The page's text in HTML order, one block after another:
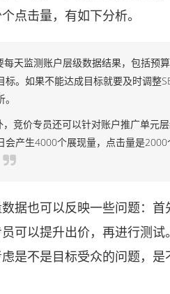
点击量，有如下分析。
每天监测账户层级数据结果，包括预
标。如果不能达成目标就要及时调整
价专员还可以针对账户推广单元层
会产生4000个展现量，点击量是
也可以反映一些问题：首
可以提升出价，再进行测
是不是目标受众的问题，